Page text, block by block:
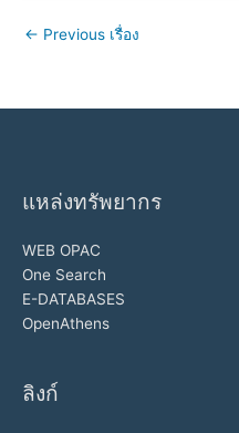
← Previous เรื่อง
แหล่งทรัพยากร
WEB OPAC
One Search
E-DATABASES
OpenAthens
ลิงก์